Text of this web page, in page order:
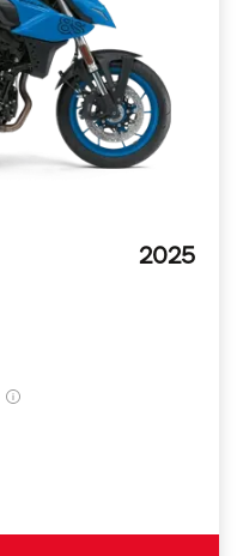
2025